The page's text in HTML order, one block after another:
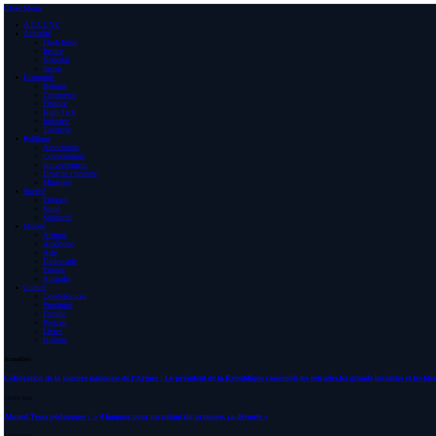
Close Menu
A LA UNE
Actualité
Flash Infos
Justice
National
Sports
Economie
Banque
Commerce
Finance
High-Tech
Industrie
Tourisme
Politique
Association
Communiqué
gouvernement
Droit de l’homme
Ministère
Société
Enfance
Santé
Solidarité
Monde
Afrique
Amérique
Asie
Diplomatie
Europe
Australia
Culture
Condoléances
Proximité
Famille
Podcast
Livres
Histoire
Actualités
Célébration de la journée nationale de l’Armée : Le président de la République rassemble les retraités,les grands invalides et les
5 AOÛT 2026
Ahmed Tessa pédagogue : » 4 langues pour un enfant du primaire, ça déroute «